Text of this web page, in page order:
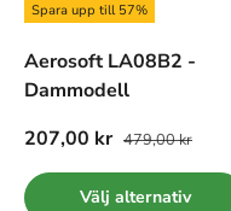
Spara upp till 57%
Aerosoft LA08B2 -
Dammodell
207,00 kr 479,00 kr
Välj alternativ